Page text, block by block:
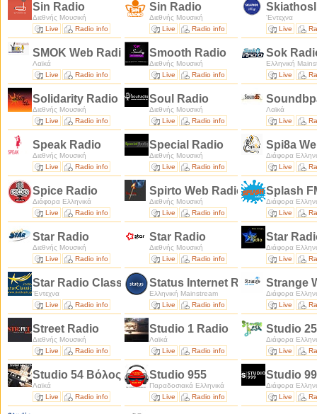
Sin Radio
Διεθνής Μουσική
Live
Radio info
Sin Radio
Διεθνής Μουσική
Live
Radio info
'Εντεχνα
Live
SMOK Web Radio
Λαϊκά
Live
Radio info
Smooth Radio
Διεθνής Μουσική
Live
Radio info
Sok
Ελληνική
Live
Solidarity Radio
Διεθνής Μουσική
Live
Radio info
Soul Radio
Διεθνής Μουσική
Live
Radio info
Λαϊκά
Live
Speak Radio
Διεθνής Μουσική
Live
Radio info
Special Radio
Διεθνής Μουσική
Live
Radio info
Spi8a
Διάφορα
Live
Spice Radio
Διάφορα Ελληνικά
Live
Radio info
Spirto Web Radio
Διεθνής Μουσική
Live
Radio info
Splash
Διάφορα
Live
Star Radio
Διεθνής Μουσική
Live
Radio info
Star Radio
Διεθνής Μουσική
Live
Radio info
Star
Διάφορα
Live
Star Radio Classic
'Εντεχνα
Live
Radio info
Status Internet Radio
Ελληνική Mainstream
Live
Radio info
Strange
Διάφορα
Live
Street Radio
Διεθνής Μουσική
Live
Radio info
Studio 1 Radio
Λαϊκά
Live
Radio info
Studio
Διάφορα
Live
Studio 54 Βόλος
Λαϊκά
Live
Radio info
Studio 955
Παραδοσιακά Ελληνικά
Live
Radio info
Studio
Διάφορα
Live